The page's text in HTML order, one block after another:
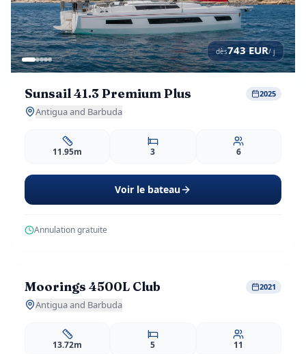
dès743 EUR/ j
Sunsail 41.3 Premium Plus 2025
Antigua and Barbuda
11.95m 3 6
Voir le bateau
Annulation gratuite
Réservation Anticipée-20%
2 avis
Moorings 4500L Club 2021
Antigua and Barbuda
13.72m 5 11